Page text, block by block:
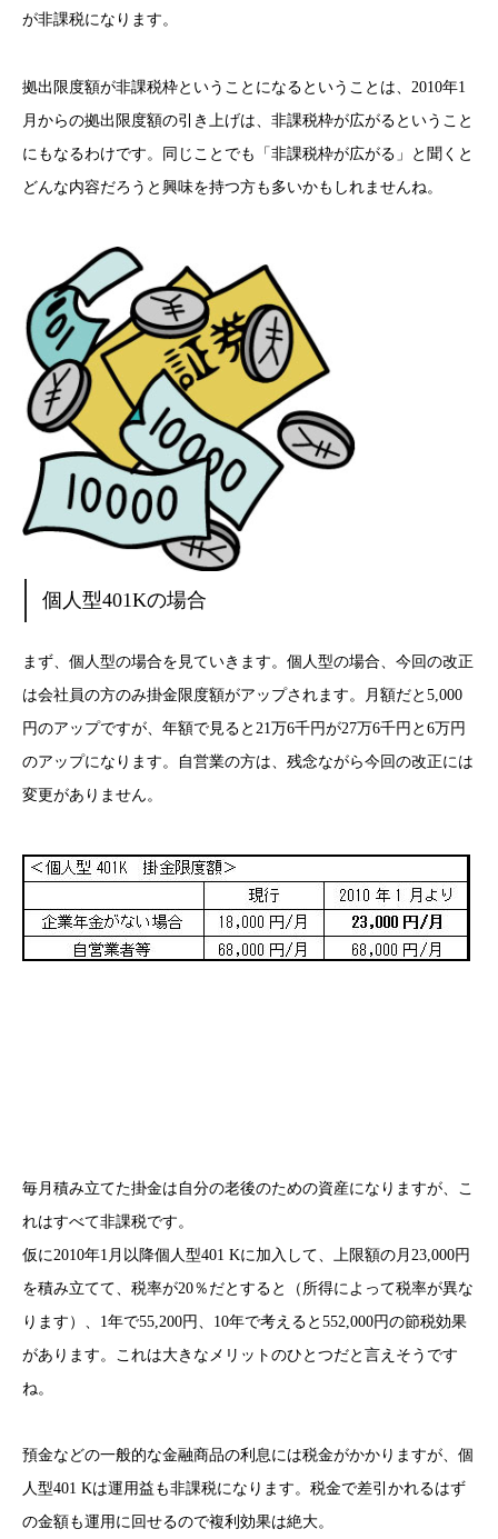
が非課税になります。
拠出限度額が非課税枠ということになるということは、2010年1
月からの拠出限度額の引き上げは、非課税枠が広がるということ
にもなるわけです。同じことでも「非課税枠が広がる」と聞くと
どんな内容だろうと興味を持つ方も多いかもしれませんね。
個人型401Kの場合
まず、個人型の場合を見ていきます。個人型の場合、今回の改正
は会社員の方のみ掛金限度額がアップされます。月額だと5,000
円のアップですが、年額で見ると21万6千円が27万6千円と6万円
のアップになります。自営業の方は、残念ながら今回の改正には
変更がありません。
毎月積み立てた掛金は自分の老後のための資産になりますが、こ
れはすべて非課税です。
仮に2010年1月以降個人型401 Kに加入して、上限額の月23,000円
を積み立てて、税率が20％だとすると（所得によって税率が異な
ります）、1年で55,200円、10年で考えると552,000円の節税効果
があります。これは大きなメリットのひとつだと言えそうです
ね。
預金などの一般的な金融商品の利息には税金がかかりますが、個
人型401 Kは運用益も非課税になります。税金で差引かれるはず
の金額も運用に回せるので複利効果は絶大。